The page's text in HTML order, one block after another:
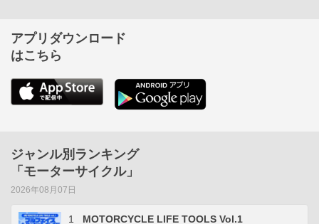
アプリダウンロード
はこちら
ジャンル別ランキング
「モーターサイクル」
2026年08月07日
1 MOTORCYCLE LIFE TOOLS Vol.1